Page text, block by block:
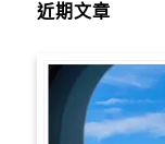
近期文章